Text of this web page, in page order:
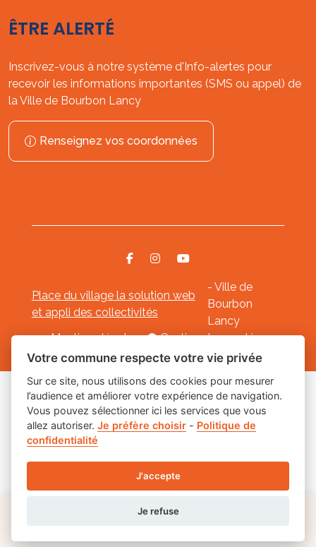
ÊTRE ALERTÉ
Inscrivez-vous à notre système d'Info-alertes pour
recevoir les informations importantes (SMS ou appel) de
la Ville de Bourbon Lancy
Renseignez vos coordonnées
Place du village la solution web
et appli des collectivités
- Ville de
Bourbon
Lancy
Mentions légales- Gestion des cookies
Les labels
Votre commune respecte votre vie privée
Sur ce site, nous utilisons des cookies pour mesurer
l’audience et améliorer votre expérience de navigation.
Vous pouvez sélectionner ici les services que vous
allez autoriser.Je préfère choisir - Politique de
confidentialité
J'accepte
Je refuse